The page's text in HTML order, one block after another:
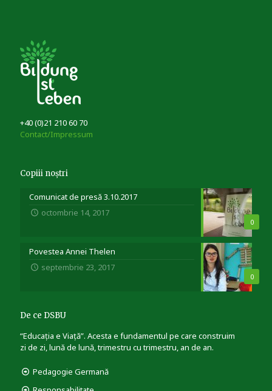
+40 (0)21 210 60 70
Contact/Impressum
Copiii noștri
0
Comunicat de presă 3.10.2017
octombrie 14, 2017
0
Povestea Annei Thelen
septembrie 23, 2017
De ce DSBU
“Educația e Viață”. Acesta e fundamentul pe care construim
zi de zi, lună de lună, trimestru cu trimestru, an de an.
Pedagogie Germană